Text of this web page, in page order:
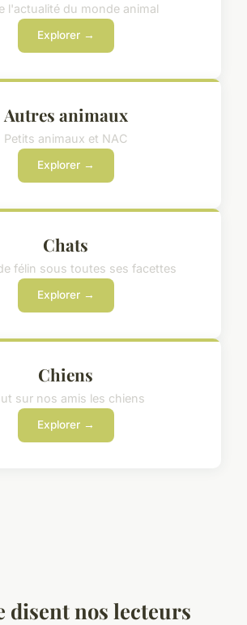
l'actualité du monde animal
Explorer →
Autres animaux
Petits animaux et NAC
Explorer →
Chats
félin sous toutes ses facettes
Explorer →
Chiens
sur nos amis les chiens
Explorer →
disent nos lecteurs